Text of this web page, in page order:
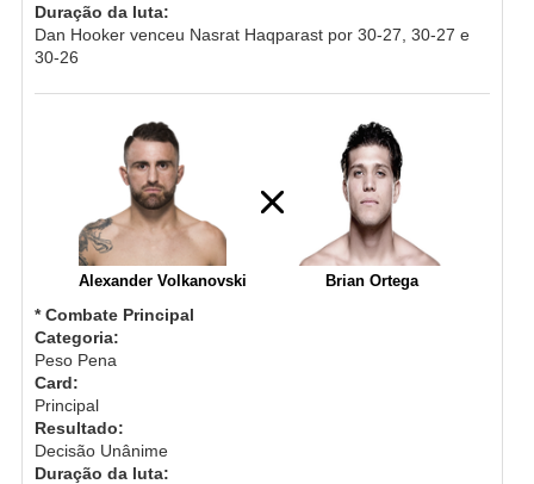
Duração da luta:
Dan Hooker venceu Nasrat Haqparast por 30-27, 30-27 e
30-26
Alexander Volkanovski Brian Ortega
* Combate Principal
Categoria:
Peso Pena
Card:
Principal
Resultado:
Decisão Unânime
Duração da luta: